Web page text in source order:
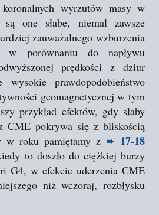
koronalnych wyrzutów masy w
one słabe, niemal zawsze
zauważalnego wzburzenia
w porównaniu do napływu
prędkości z dziur
wysokie prawdopodobieństwo
geomagnetycznej w tym
przykład efektów, gdy słaby
CME pokrywa się z bliskością
w roku pamiętamy z ➨ 17-18
to doszło do ciężkiej burzy
G4, w efekcie uderzenia CME
niż wczoraj, rozbłysku